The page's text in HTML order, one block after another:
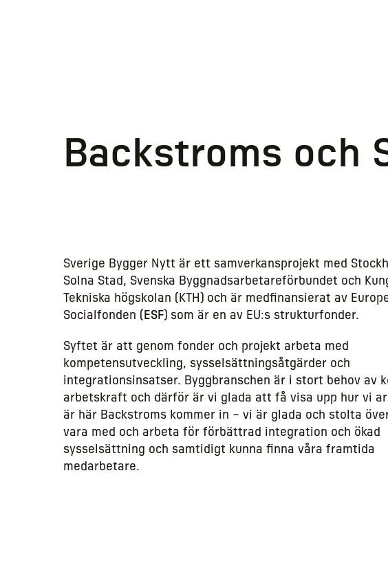
Backstroms och
Sverige Bygger Nytt är ett samverkansprojekt med
Solna Stad, Svenska Byggnadsarbetareförbundet och
Tekniska högskolan (KTH) och är medfinansierat av
Socialfonden ( ESF) som är en av EU:s strukturfonder.
Syftet är att genom fonder och projekt arbeta med
kompetensutveckling, sysselsättningsåtgärder och
integrationsinsatser. Byggbranschen är i stort behov av
arbetskraft och därför är vi glada att få visa upp hur vi
är här Backstroms kommer in – vi är glada och stolta
vara med och arbeta för förbättrad integration och ökad
sysselsättning och samtidigt kunna finna våra framtida
medarbetare.